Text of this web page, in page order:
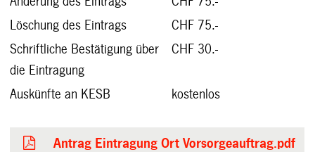
Löschung des Eintrags
CHF 75.-
Schriftliche Bestätigung über
die Eintragung
CHF 30.-
Auskünfte an KESB kostenlos
Antrag Eintragung Ort Vorsorgeauftrag.pdf